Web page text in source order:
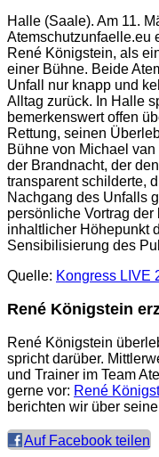
Halle (Saale). Am 11.
Atemschutzunfaelle.eu
René Königstein, als
einer Bühne. Beide
Unfall nur knapp und
Alltag zurück. In Halle
bemerkenswert offen
Rettung, seinen
Bühne von Michael
der Brandnacht, der
transparent schilderte,
Nachgang des Unfalls
persönliche Vortrag
inhaltlicher Höhepunkt
Sensibilisierung des
Quelle: Kongress LIVE
René Königstein
René Königstein
spricht darüber.
und Trainer im Team
gerne vor: René
berichten wir über
Auf Facebook teilen